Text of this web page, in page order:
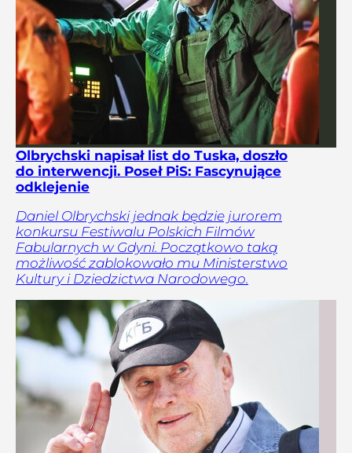
Olbrychski napisał list do Tuska, doszło
do interwencji. Poseł PiS: Fascynujące
odklejenie
Daniel Olbrychski jednak będzie jurorem
konkursu Festiwalu Polskich Filmów
Fabularnych w Gdyni. Początkowo taką
możliwość zablokowało mu Ministerstwo
Kultury i Dziedzictwa Narodowego.